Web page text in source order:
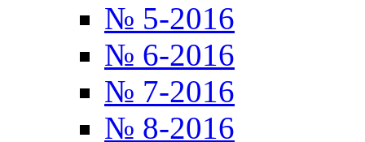
№ 5-2016
№ 6-2016
№ 7-2016
№ 8-2016